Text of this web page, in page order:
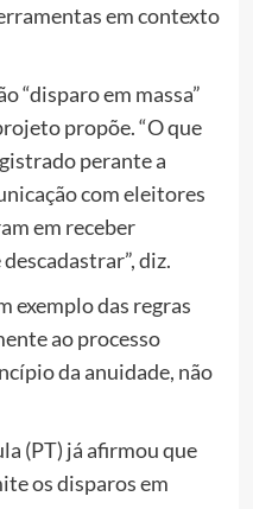
em contexto
“disparo em massa”
propõe. “O que
perante a
com eleitores
em receber
diz.
exemplo das regras
ao processo
da anuidade, não
(PT) já afirmou que
os disparos em